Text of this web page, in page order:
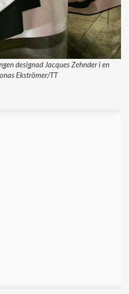
designad Jacques Zehnder i en
Ekströmer/TT